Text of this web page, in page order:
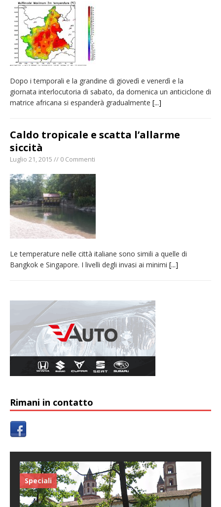
Dopo i temporali e la grandine di giovedì e venerdì e la
giornata interlocutoria di sabato, da domenica un anticiclone di
matrice africana si espanderà gradualmente [...]
Caldo tropicale e scatta l’allarme
siccità
Luglio 21, 2015 // 0 Commenti
Le temperature nelle città italiane sono simili a quelle di
Bangkok e Singapore. I livelli degli invasi ai minimi [...]
Rimani in contatto
Speciali